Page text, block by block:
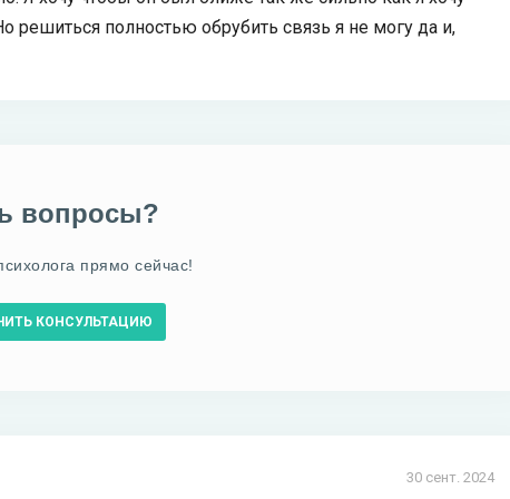
полностью обрубить связь я не могу да и,
вопросы?
прямо сейчас!
КОНСУЛЬТАЦИЮ
30 сент. 2024